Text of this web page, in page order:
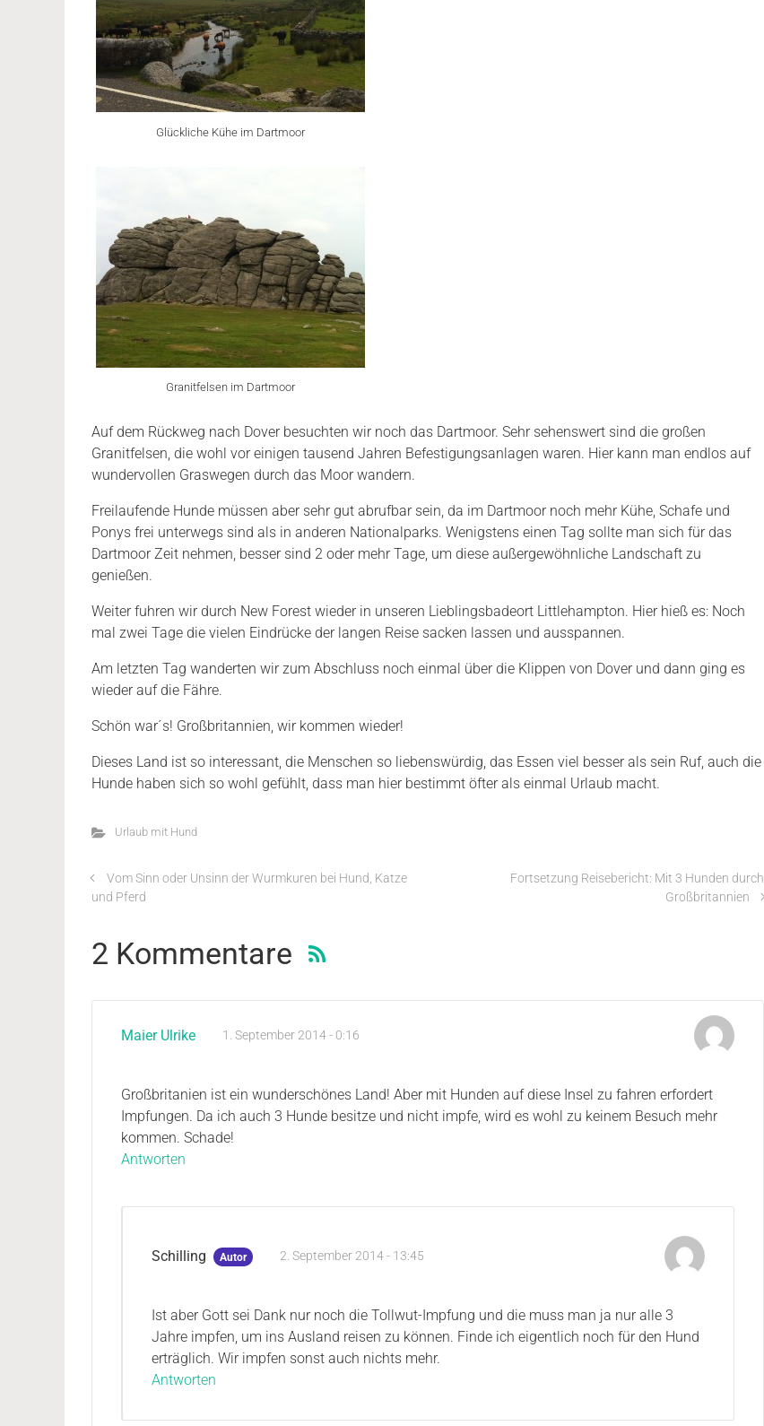
Glückliche Kühe im Dartmoor
Granitfelsen im Dartmoor
Auf dem Rückweg nach Dover besuchten wir noch das Dartmoor. Sehr sehenswert sind die großen
Granitfelsen, die wohl vor einigen tausend Jahren Befestigungsanlagen waren. Hier kann man endlos auf
wundervollen Graswegen durch das Moor wandern.
Freilaufende Hunde müssen aber sehr gut abrufbar sein, da im Dartmoor noch mehr Kühe, Schafe und
Ponys frei unterwegs sind als in anderen Nationalparks. Wenigstens einen Tag sollte man sich für das
Dartmoor Zeit nehmen, besser sind 2 oder mehr Tage, um diese außergewöhnliche Landschaft zu
genießen.
Weiter fuhren wir durch New Forest wieder in unseren Lieblingsbadeort Littlehampton. Hier hieß es: Noch
mal zwei Tage die vielen Eindrücke der langen Reise sacken lassen und ausspannen.
Am letzten Tag wanderten wir zum Abschluss noch einmal über die Klippen von Dover und dann ging es
wieder auf die Fähre.
Schön war´s! Großbritannien, wir kommen wieder!
Dieses Land ist so interessant, die Menschen so liebenswürdig, das Essen viel besser als sein Ruf, auch die
Hunde haben sich so wohl gefühlt, dass man hier bestimmt öfter als einmal Urlaub macht.
Urlaub mit Hund
Vom Sinn oder Unsinn der Wurmkuren bei Hund, Katze
und Pferd
Fortsetzung Reisebericht: Mit 3 Hunden durch
Großbritannien
2 Kommentare
Maier Ulrike 1. September 2014 - 0:16
Großbritanien ist ein wunderschönes Land! Aber mit Hunden auf diese Insel zu fahren erfordert
Impfungen. Da ich auch 3 Hunde besitze und nicht impfe, wird es wohl zu keinem Besuch mehr
kommen. Schade!
Antworten
Schilling Autor 2. September 2014 - 13:45
Ist aber Gott sei Dank nur noch die Tollwut-Impfung und die muss man ja nur alle 3
Jahre impfen, um ins Ausland reisen zu können. Finde ich eigentlich noch für den Hund
erträglich. Wir impfen sonst auch nichts mehr.
Antworten